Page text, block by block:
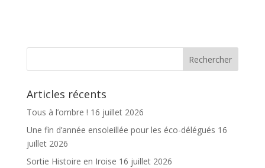
b
k
er l g
Articles récents
Tous à l’ombre ! 16 juillet 2026
Une fin d’année ensoleillée pour les éco-délégués 16
juillet 2026
Sortie Histoire en Iroise 16 juillet 2026